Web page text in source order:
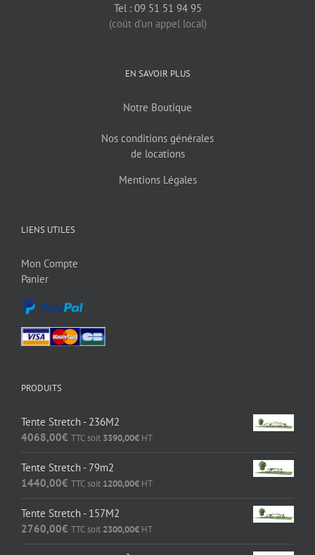
Tel : 09 51 51 94 95
(coût d’un appel local)
EN SAVOIR PLUS
Notre Boutique
Nos conditions générales
de locations
Mentions Légales
LIENS UTILES
Mon Compte
Panier
PRODUITS
Tente Stretch - 236M2
4068,00€ TTC soit 3390,00€ HT
Tente Stretch - 79m2
1440,00€ TTC soit 1200,00€ HT
Tente Stretch - 157M2
2760,00€ TTC soit 2300,00€ HT